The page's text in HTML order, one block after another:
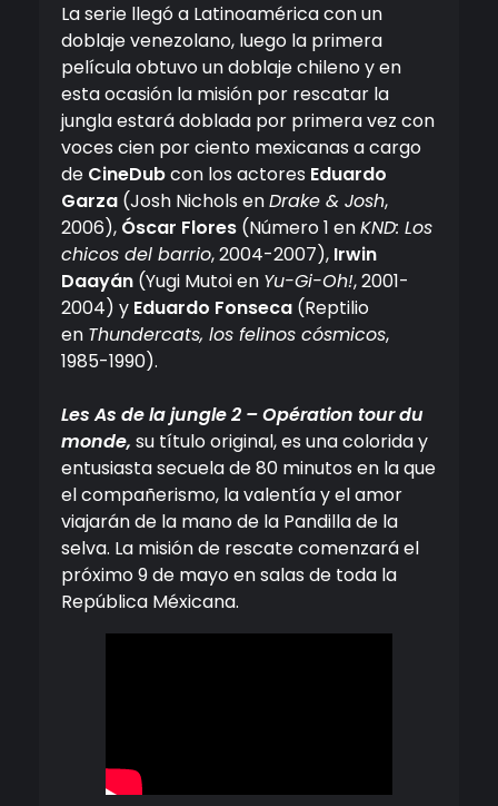
La serie llegó a Latinoamérica con un
doblaje venezolano, luego la primera
película obtuvo un doblaje chileno y en
esta ocasión la misión por rescatar la
jungla estará doblada por primera vez con
voces cien por ciento mexicanas a cargo
de CineDubcon los actores Eduardo
Garza (Josh Nichols enDrake & Josh,
2006), Óscar Flores (Número 1 enKND: Los
chicos del barrio, 2004-2007), Irwin
Daayán (Yugi Mutoi en Yu-Gi-Oh!, 2001-
2004) y Eduardo Fonseca (Reptilio
en Thundercats, los felinos cósmicos,
1985-1990).
Les As de la jungle 2 – Opération tour du
monde, su título original, es una colorida y
entusiasta secuela de 80 minutos en la que
el compañerismo, la valentía y el amor
viajarán de la mano de la Pandilla de la
selva. La misión de rescate comenzará el
próximo 9 de mayo en salas de toda la
República Méxicana.